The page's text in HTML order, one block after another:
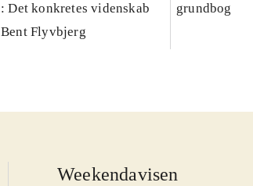
: Det konkretes videnskab
Bent Flyvbjerg
grundbog
Weekendavisen